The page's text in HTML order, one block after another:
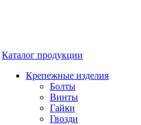
Каталог продукции
Крепежные изделия
Болты
Винты
Гайки
Гвозди